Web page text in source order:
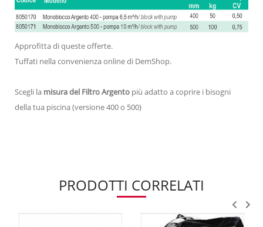
Approfitta di queste offerte.
Tuffati nella convenienza online di DemShop.
Scegli la misura del Filtro Argento più adatto a coprire i bisogni
della tua piscina (versione 400 o 500)
PRODOTTI CORRELATI